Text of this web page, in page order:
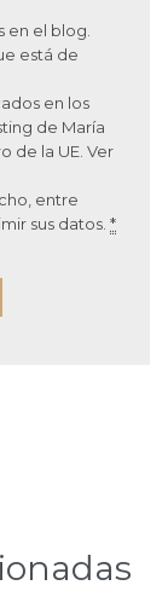
en el blog.
está de
en los
de María
de la UE. Ver
entre
sus datos. *